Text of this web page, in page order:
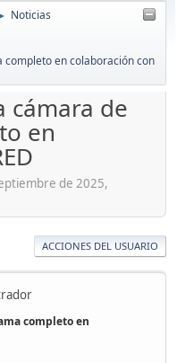
► Noticias
completo en colaboración con
cámara de
en
de 2025,
ACCIONES DEL USUARIO
completo en